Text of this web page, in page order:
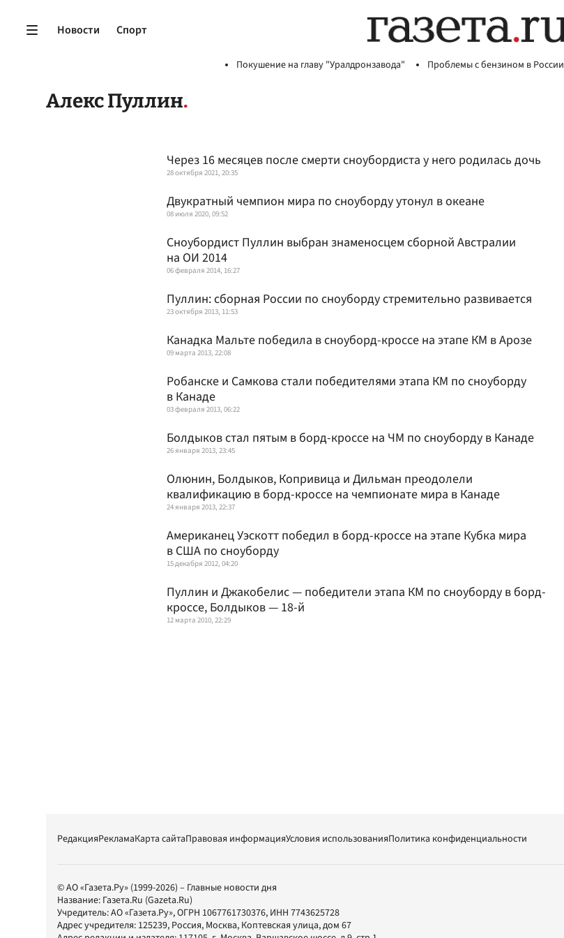
Новости Спорт
Покушение на главу "Уралдронзавода" Проблемы с бензином в России
Алекс Пуллин
Через 16 месяцев после смерти сноубордиста у него родилась дочь
28 октября 2021, 20:35
Двукратный чемпион мира по сноуборду утонул в океане
08 июля 2020, 09:52
Сноубордист Пуллин выбран знаменосцем сборной Австралии
на ОИ 2014
06 февраля 2014, 16:27
Пуллин: сборная России по сноуборду стремительно развивается
23 октября 2013, 11:53
Канадка Мальте победила в сноуборд-кроссе на этапе КМ в Арозе
09 марта 2013, 22:08
Робанске и Самкова стали победителями этапа КМ по сноуборду
в Канаде
03 февраля 2013, 06:22
Болдыков стал пятым в борд-кроссе на ЧМ по сноуборду в Канаде
26 января 2013, 23:45
Олюнин, Болдыков, Копривица и Дильман преодолели
квалификацию в борд-кроссе на чемпионате мира в Канаде
24 января 2013, 22:37
Американец Уэскотт победил в борд-кроссе на этапе Кубка мира
в США по сноуборду
15 декабря 2012, 04:20
Пуллин и Джакобелис — победители этапа КМ по сноуборду в борд-
кроссе, Болдыков — 18-й
12 марта 2010, 22:29
РедакцияРекламаКарта сайтаПравовая информацияУсловия использованияПолитика конфиденциальности
© АО «Газета.Ру» (1999-2026) – Главные новости дня
Название: Газета.Ru (Gazeta.Ru)
Учредитель:АО «Газета.Ру», ОГРН 1067761730376, ИНН 7743625728
Адрес учредителя: 125239, Россия, Москва, Коптевская улица, дом 67